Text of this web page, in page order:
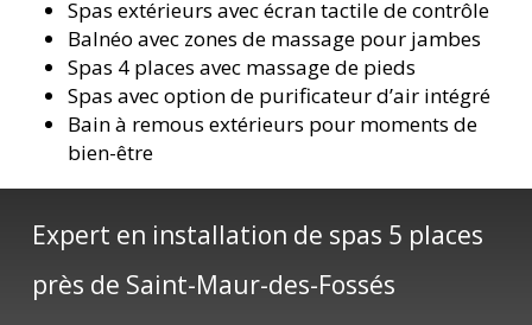
Spas extérieurs avec écran tactile de contrôle
Balnéo avec zones de massage pour jambes
Spas 4 places avec massage de pieds
Spas avec option de purificateur d’air intégré
Bain à remous extérieurs pour moments de
bien-être
Expert en installation de spas 5 places
près de Saint-Maur-des-Fossés